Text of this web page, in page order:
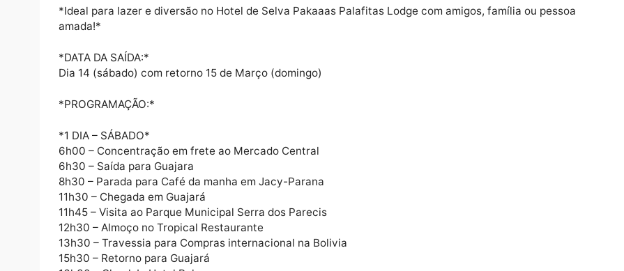
*Aproveite essa oportunidade para conhecer a “Pérola do Mamoré” e seus atrativos como Serra dos
amada!*
*DATA DA SAÍDA:*
Dia 14 (sábado) com retorno 15 de Março (domingo)
*PROGRAMAÇÃO:*
*1 DIA – SÁBADO*